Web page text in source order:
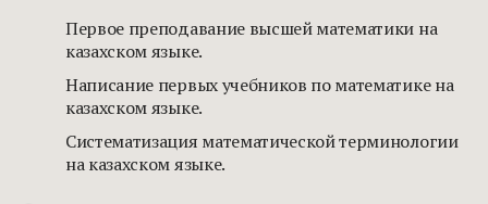
Первое преподавание высшей математики на
казахском языке.
Написание первых учебников по математике на
казахском языке.
Систематизация математической терминологии
на казахском языке.